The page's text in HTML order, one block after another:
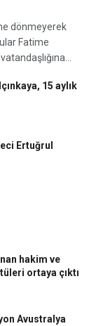
dönmeyerek
Fatime
15 aylık
Ertuğrul
hakim ve
ortaya çıktı
Avustralya